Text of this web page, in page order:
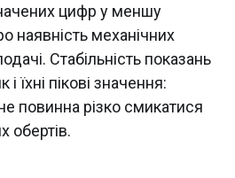
цифр у меншу
наявність механічних
Стабільність показань
їхні пікові значення:
повинна різко смикатися
обертів.